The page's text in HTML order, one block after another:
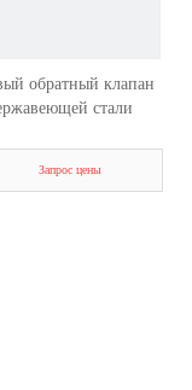
обратный клапан
стали
Запрос цены